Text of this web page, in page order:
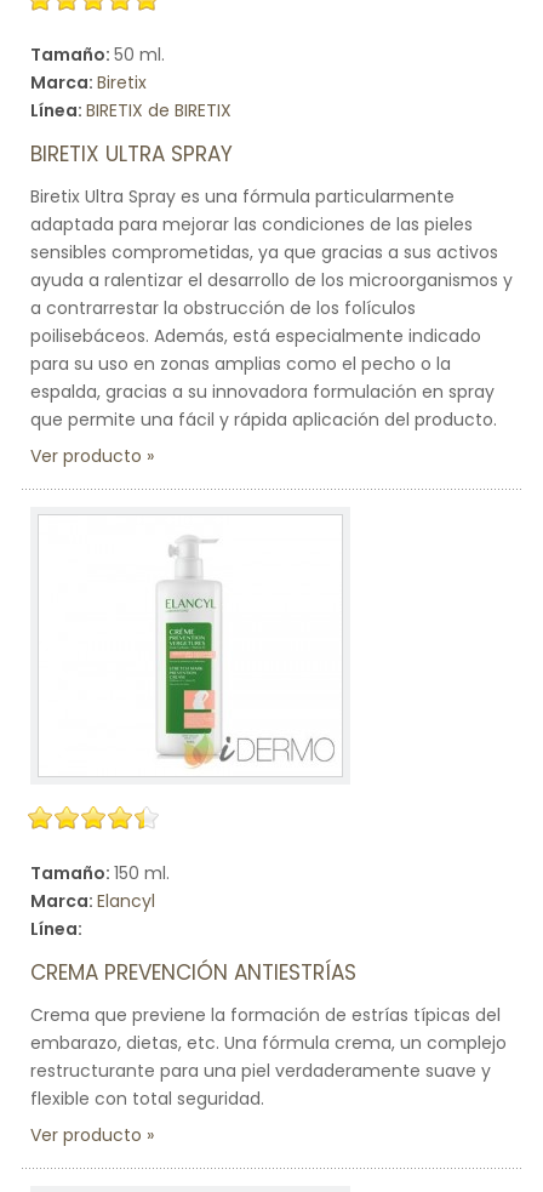
Tamaño: 50 ml.
Marca: Biretix
Línea: BIRETIX de BIRETIX
BIRETIX ULTRA SPRAY
Biretix Ultra Spray es una fórmula particularmente
adaptada para mejorar las condiciones de las pieles
sensibles comprometidas, ya que gracias a sus activos
ayuda a ralentizar el desarrollo de los microorganismos y
a contrarrestar la obstrucción de los folículos
poilisebáceos. Además, está especialmente indicado
para su uso en zonas amplias como el pecho o la
espalda, gracias a su innovadora formulación en spray
que permite una fácil y rápida aplicación del producto.
Ver producto
Tamaño: 150 ml.
Marca: Elancyl
Línea:
CREMA PREVENCIÓN ANTIESTRÍAS
Crema que previene la formación de estrías típicas del
embarazo, dietas, etc. Una fórmula crema, un complejo
restructurante para una piel verdaderamente suave y
flexible con total seguridad.
Ver producto